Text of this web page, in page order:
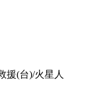
(台)/火星人